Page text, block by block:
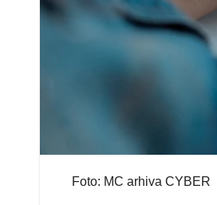
Foto: MC arhiva CYBER